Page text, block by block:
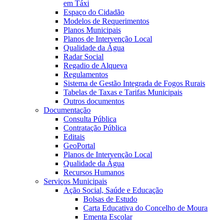
em Táxi
Espaço do Cidadão
Modelos de Requerimentos
Planos Municipais
Planos de Intervenção Local
Qualidade da Água
Radar Social
Regadio de Alqueva
Regulamentos
Sistema de Gestão Integrada de Fogos Rurais
Tabelas de Taxas e Tarifas Municipais
Outros documentos
Documentação
Consulta Pública
Contratação Pública
Editais
GeoPortal
Planos de Intervenção Local
Qualidade da Água
Recursos Humanos
Serviços Municipais
Ação Social, Saúde e Educação
Bolsas de Estudo
Carta Educativa do Concelho de Moura
Ementa Escolar